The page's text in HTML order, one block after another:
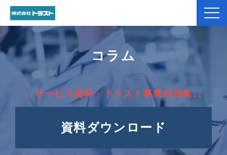
製品紹介
加工事例
コラム
↓↓サービス資料・トラスト事業内容集↓↓
資料ダウンロード